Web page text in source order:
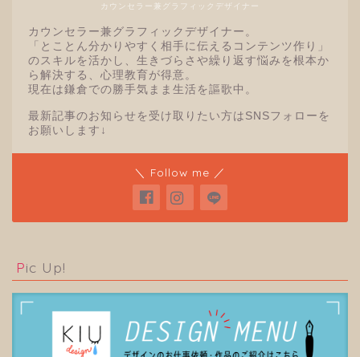
カウンセラー兼グラフィックデザイナー
カウンセラー兼グラフィックデザイナー。
「とことん分かりやすく相手に伝えるコンテンツ作り」
のスキルを活かし、生きづらさや繰り返す悩みを根本か
ら解決する、心理教育が得意。
現在は鎌倉での勝手気まま生活を謳歌中。
最新記事のお知らせを受け取りたい方はSNSフォローを
お願いします↓
＼ Follow me ／
Pic Up!